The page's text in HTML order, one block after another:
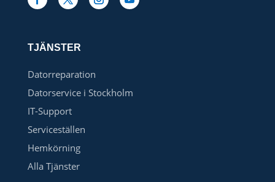
TJÄNSTER
Datorreparation
Datorservice i Stockholm
IT-Support
Serviceställen
Hemkörning
Alla Tjänster